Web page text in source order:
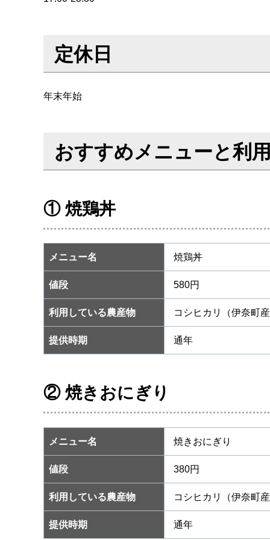
定休日
年末年始
おすすめメニューと利
① 焼鶏丼
メニュー名 焼鶏丼
値段 580円
利用している農産物 コシヒカリ（伊奈町
提供時期 通年
② 焼きおにぎり
メニュー名 焼きおにぎり
値段 380円
利用している農産物 コシヒカリ（伊奈町
提供時期 通年